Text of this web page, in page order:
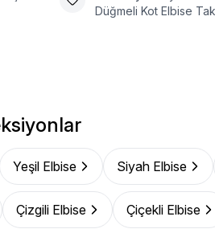
Düğmeli Kot Elbise
Yeşil Elbise Siyah Elbise
Çizgili Elbise Çiçekli Elbise